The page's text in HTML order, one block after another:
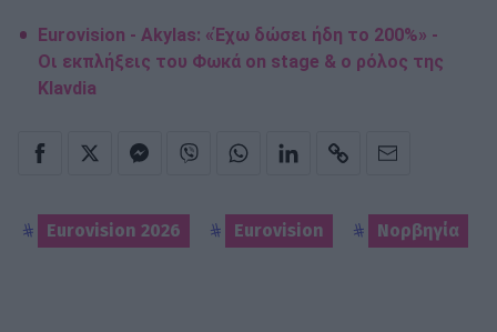
Eurovision - Akylas: «Έχω δώσει ήδη το 200%» -
Οι εκπλήξεις του Φωκά on stage & ο ρόλος της
Klavdia
Eurovision 2026 Eurovision Νορβηγία